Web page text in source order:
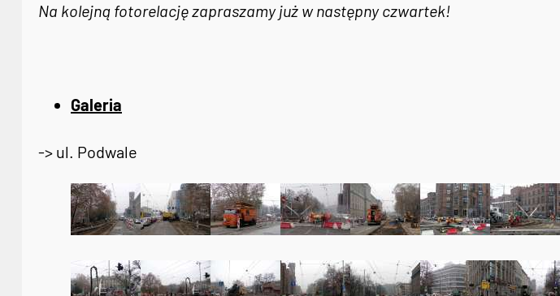
Na kolejną fotorelację zapraszamy już w następny czwartek!
Galeria
-> ul. Podwale